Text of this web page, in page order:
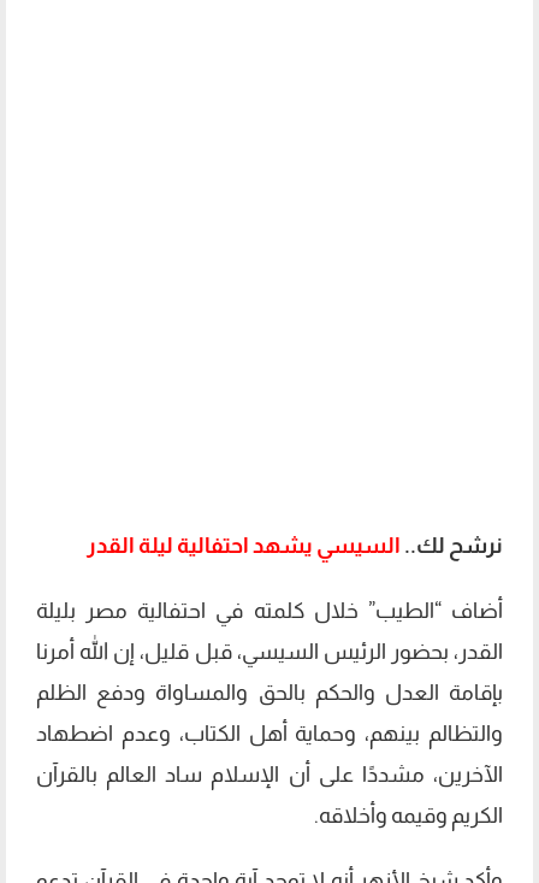
نرشح لك.. السيسي يشهد احتفالية ليلة القدر
أضاف “الطيب” خلال كلمته في احتفالية مصر بليلة
القدر، بحضور الرئيس السيسي، قبل قليل، إن الله أمرنا
بإقامة العدل والحكم بالحق والمساواة ودفع الظلم
والتظالم بينهم، وحماية أهل الكتاب، وعدم اضطهاد
الآخرين، مشددًا على أن الإسلام ساد العالم بالقرآن
الكريم وقيمه وأخلاقه.